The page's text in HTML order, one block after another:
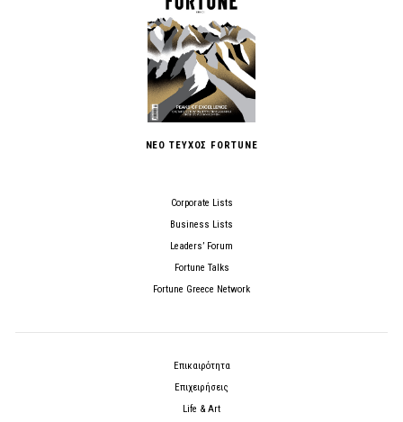
ΝΕΟ ΤΕΥΧΟΣ FORTUNE
Corporate Lists
Business Lists
Leaders’ Forum
Fortune Talks
Fortune Greece Network
Επικαιρότητα
Επιχειρήσεις
Life & Art